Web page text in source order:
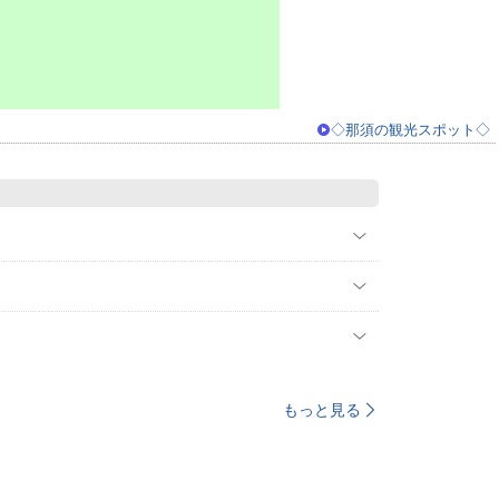
◇那須の観光スポット◇
もっと見る